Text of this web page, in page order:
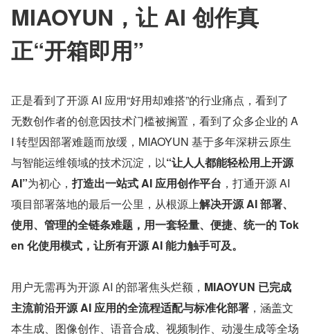
MIAOYUN，让 AI 创作真
正“开箱即用”
正是看到了开源 AI 应用“好用却难搭”的行业痛点，看到了
无数创作者的创意因技术门槛被搁置，看到了众多企业的 A
I 转型因部署难题而放缓，MIAOYUN 基于多年深耕云原生
与智能运维领域的技术沉淀，以“让人人都能轻松用上开源
AI”为初心， 打造出一站式 AI 应用创作平台 ，打通开源 AI
项目部署落地的最后一公里，从根源上解决开源 AI 部署、
使用、管理的全链条难题，用一套轻量、便捷、统一的 Tok
en 化使用模式，让所有开源 AI 能力触手可及。
用户无需再为开源 AI 的部署焦头烂额， MIAOYUN 已完成
主流前沿开源 AI 应用的全流程适配与标准化部署 ，涵盖文
本生成、图像创作、语音合成、视频制作、动漫生成等全场